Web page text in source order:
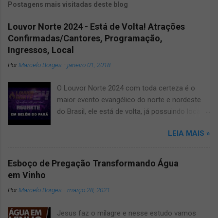
Postagens mais visitadas deste blog
Louvor Norte 2024 - Está de Volta! Atrações
Confirmadas/Cantores, Programação,
Ingressos, Local
PorMarcelo Borges -janeiro 01, 2018
O Louvor Norte 2024 com toda certeza é o
maior evento evangélico do norte e nordeste
do Brasil, ele está de volta, já possuindo local
novíssimo estádio Mangueirão. Informamos
festivais de musicas evangélicas teve que dar
uma pausa, mas agora voltará a todo vapor,
os amigos este artigo que aqui mesmo,
LEIA MAIS »
Esboço de Pregação Transformando Água
em Vinho
PorMarcelo Borges -março 28, 2021
Jesus faz o milagre e nesse estudo vamos